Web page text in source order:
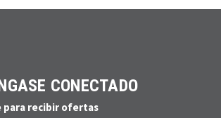
CONECTADO
para recibir ofertas